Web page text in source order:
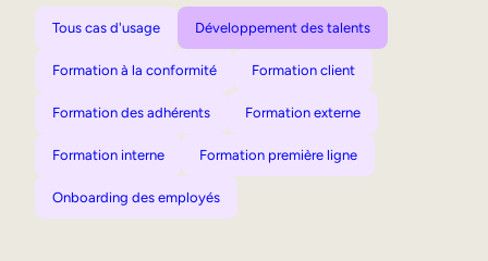
Tous cas d'usage Développement des talents
Formation à la conformité Formation client
Formation des adhérents Formation externe
Formation interne Formation première ligne
Onboarding des employés